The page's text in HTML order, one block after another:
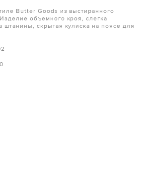
Butter Goods из выстиранного
объемного кроя, слегка
штанины, скрытая кулиска на поясе для